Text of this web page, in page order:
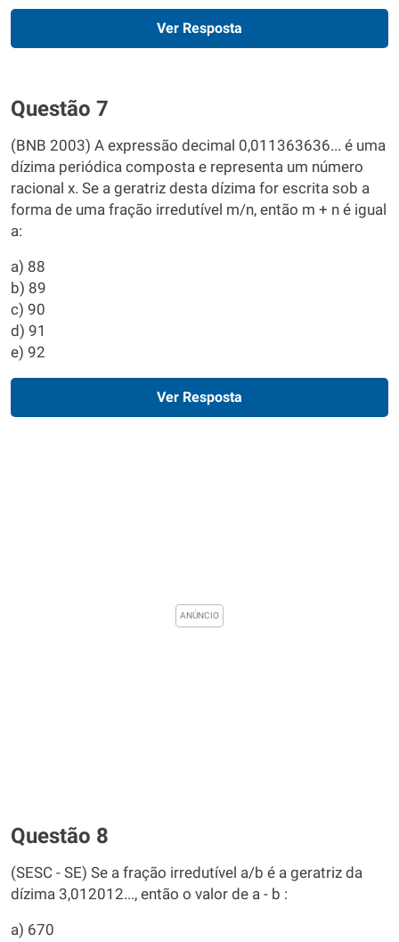
Ver Resposta
Questão 7
(BNB 2003) A expressão decimal 0,011363636... é uma
dízima periódica composta e representa um número
racional x. Se a geratriz desta dízima for escrita sob a
forma de uma fração irredutível m/n, então m + n é igual
a:
a) 88
b) 89
c) 90
d) 91
e) 92
Ver Resposta
Questão 8
(SESC - SE) Se a fração irredutível a/b é a geratriz da
dízima 3,012012..., então o valor de a - b :
a) 670